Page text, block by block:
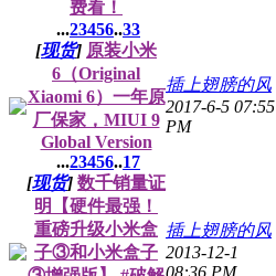
费看！
...23456..33
[现货] 原装小米
6（Original
Xiaomi 6）一年原
厂保家，MIUI 9
Global Version
...23456..17
插上翅膀的风
2017-6-5 07:55
PM
[现货] 数千销量证
明【硬件最强！
重磅升级小米盒
子③和小米盒子
插上翅膀的风
2013-12-1
08:36 PM